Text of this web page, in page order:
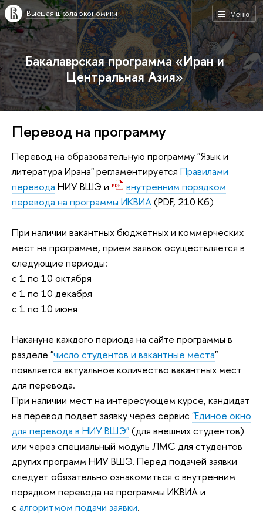
Меню
Высшая школа экономики
Бакалаврская программа «Иран и
Центральная Азия»
Перевод на программу
Перевод на образовательную программу "Язык и
литература Ирана" регламентируется Правилами
перевода НИУ ВШЭ и
внутренним порядком
перевода на программы ИКВИА(PDF, 210 Кб)
При наличии вакантных бюджетных и коммерческих
мест на программе, прием заявок осуществляется в
следующие периоды:
с 1 по 10 октября
с 1 по 10 декабря
с 1 по 10 июня
Накануне каждого периода на сайте программы в
разделе "число студентов и вакантные места"
появляется актуальное количество вакантных мест
для перевода.
При наличии мест на интересующем курсе, кандидат
на перевод подает заявку через сервис "Единое окно
для перевода в НИУ ВШЭ"(для внешних студентов)
или через специальный модуль ЛМС для студентов
других программ НИУ ВШЭ. Перед подачей заявки
следует обязательно ознакомиться с внутренним
порядком перевода на программы ИКВИА и
с алгоритмом подачи заявки.